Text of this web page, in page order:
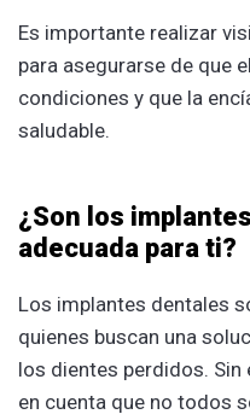
Es importante realizar
para asegurarse de que
condiciones y que la
saludable.
¿Son los
adecuada para ti?
Los implantes dentales
quienes buscan una
los dientes perdidos.
en cuenta que no todos